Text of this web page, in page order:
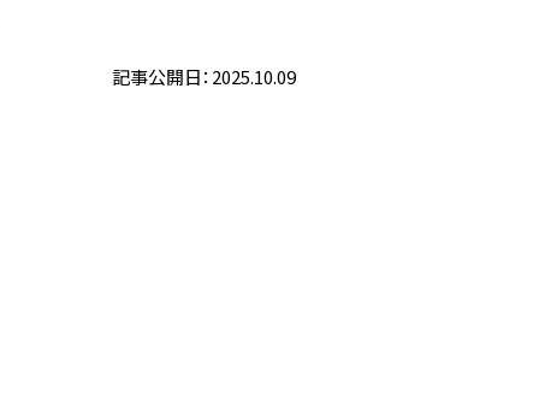
記事公開日：2025.10.09